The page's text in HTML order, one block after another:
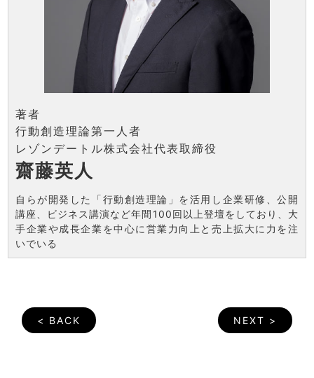
著者
行動創造理論第一人者
レゾンデートル株式会社代表取締役
齋藤英人
自らが開発した「行動創造理論」を活用し企業研修、公開
講座、ビジネス講演など年間100回以上登壇をしており、大
手企業や成長企業を中心に営業力向上と売上拡大に力を注
いでいる
< BACK NEXT >